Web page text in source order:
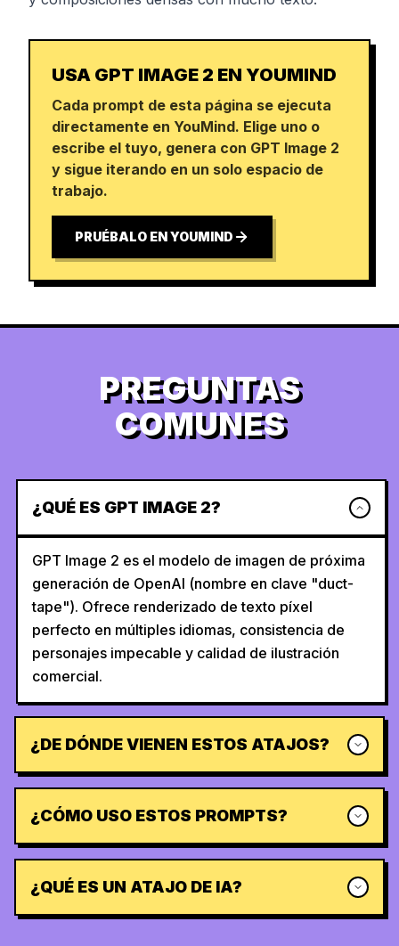
USA GPT IMAGE 2 EN YOUMIND
Cada prompt de esta página se ejecuta
directamente en YouMind. Elige uno o
escribe el tuyo, genera con GPT Image 2
y sigue iterando en un solo espacio de
trabajo.
PRUÉBALO EN YOUMIND
PREGUNTAS
COMUNES
¿QUÉ ES GPT IMAGE 2?
GPT Image 2 es el modelo de imagen de próxima
generación de OpenAI (nombre en clave "duct-
tape"). Ofrece renderizado de texto píxel
perfecto en múltiples idiomas, consistencia de
personajes impecable y calidad de ilustración
comercial.
¿DE DÓNDE VIENEN ESTOS ATAJOS?
¿CÓMO USO ESTOS PROMPTS?
¿QUÉ ES UN ATAJO DE IA?